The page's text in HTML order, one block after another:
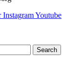
InstagramYoutube
Search